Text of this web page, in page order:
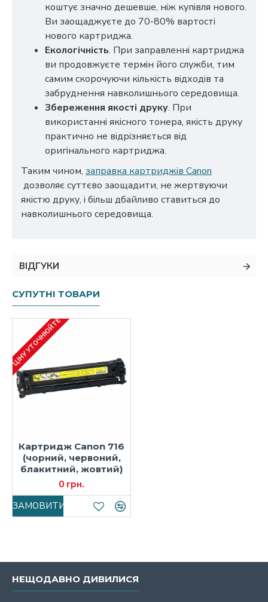
коштує значно дешевше, ніж купівля нового.
Ви заощаджуєте до 70-80% вартості
нового картриджа.
Екологічність. При заправленні картриджа
ви продовжуєте термін його служби, тим
самим скорочуючи кількість відходів та
забруднення навколишнього середовища.
Збереження якості друку. При
використанні якісного тонера, якість друку
практично не відрізняється від
оригінального картриджа.
Таким чином, заправка картриджів Canon
дозволяє суттєво заощадити, не жертвуючи
якістю друку, і більш дбайливо ставиться до
навколишнього середовища.
ВІДГУКИ
СУПУТНІ ТОВАРИ
ЦІНУ УТОЧНЮЙТЕ
Картридж Canon 716
(чорний, червоний,
блакитний, жовтий)
0 грн.
ЗАМОВИТИ
НЕЩОДАВНО ДИВИЛИСЯ